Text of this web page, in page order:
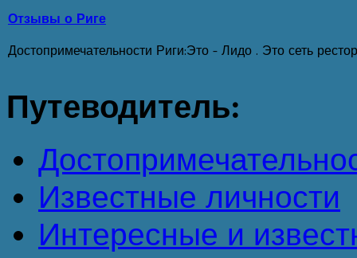
Отзывы о Риге
Достопримечательности Риги:Это - Лидо . Это сеть
Путеводитель:
Известные личности
Интересные и